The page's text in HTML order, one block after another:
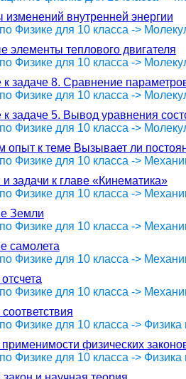
внутренней энергии
Физике для 10 класса ->
элементы теплового двигателя
Физике для 10 класса ->
задаче 8. Сравнение
Физике для 10 класса ->
задаче 5. Вывод уравнения
Физике для 10 класса ->
опыт к теме Вызывает ли
Физике для 10 класса ->
задачи к главе «Кинематика»
Физике для 10 класса ->
Земли
Физике для 10 класса ->
самолета
Физике для 10 класса ->
Физике для 10 класса ->
Физике для 10 класса ->
физических
Физике для 10 класса ->